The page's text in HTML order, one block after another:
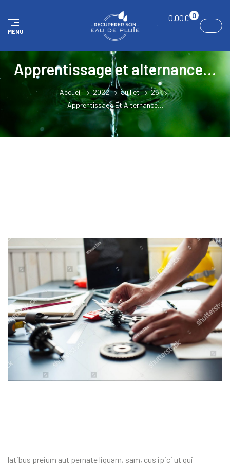
MENU
0,00€ 0
Apprentissage et alternance…
Accueil 2022 Juillet
26
Apprentissage Et Alternance…
latibus preium aut pernate liquam, sam, cus ipici ut qui